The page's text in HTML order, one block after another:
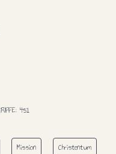
451
Mission
Christentum